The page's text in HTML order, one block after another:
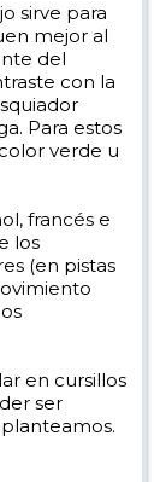
sirve para
mejor al
del
con la
Para estos
verde u
francés e
los
(en pistas
en cursillos
ser